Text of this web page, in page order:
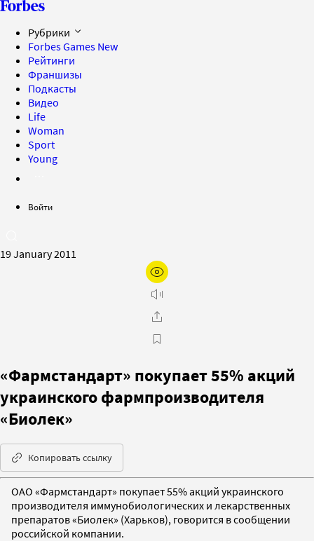
Рубрики
Forbes Games New
Рейтинги
Франшизы
Подкасты
Видео
Life
Woman
Sport
Young
Войти
19 January 2011
«Фармстандарт» покупает 55% акций
украинского фармпроизводителя
«Биолек»
Копировать ссылку
ОАО «Фармстандарт» покупает 55% акций украинского
производителя иммунобиологических и лекарственных
препаратов «Биолек» (Харьков), говорится в сообщении
российской компании.